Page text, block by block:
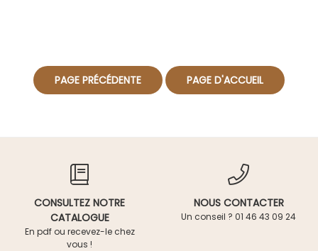
CONSULTEZ NOTRE
CATALOGUE
En pdf ou recevez-le chez
vous !
NOUS CONTACTER
Un conseil ? 01 46 43 09 24